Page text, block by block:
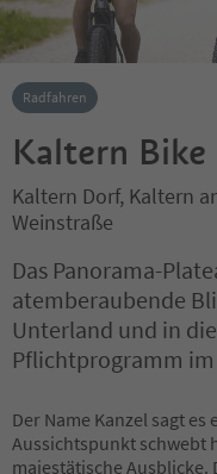
Radfahren
Kaltern Bike
Kaltern Dorf, Kaltern
Weinstraße
Das Panorama-
atemberaubende
Unterland und in
Pflichtprogramm
Der Name Kanzel sagt
Aussichtspunkt schwebt
majestätische Ausblicke.